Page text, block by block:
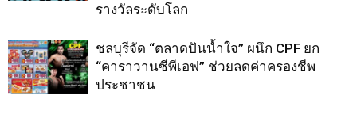
รางวัลระดับโลก
ชลบุรีจัด “ตลาดปันน้ำใจ” ผนึก CPF ยก
“คาราวานซีพีเอฟ” ช่วยลดค่าครองชีพ
ประชาชน